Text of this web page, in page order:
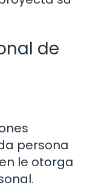
de
persona
le otorga